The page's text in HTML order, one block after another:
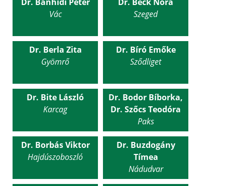
Vác
Szeged
Dr. Berla Zita
Gyömrő
Dr. Bíró Emőke
Sződliget
Dr. Bite László
Karcag
Dr. Bodor Bíborka,
Dr. Szőcs Teodóra
Paks
Dr. Borbás Viktor
Hajdúszoboszló
Dr. Buzdogány
Tímea
Nádudvar